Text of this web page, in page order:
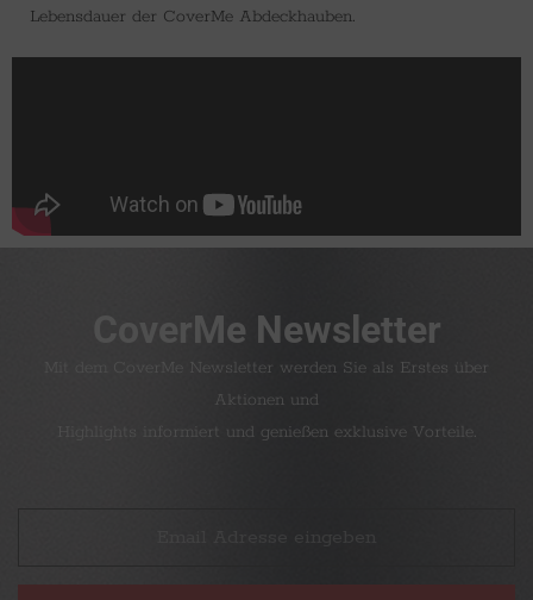
Lebensdauer der CoverMe Abdeckhauben.
CoverMe Newsletter
Mit dem CoverMe Newsletter werden Sie als Erstes über
Aktionen und
Highlights informiert und genießen exklusive Vorteile.